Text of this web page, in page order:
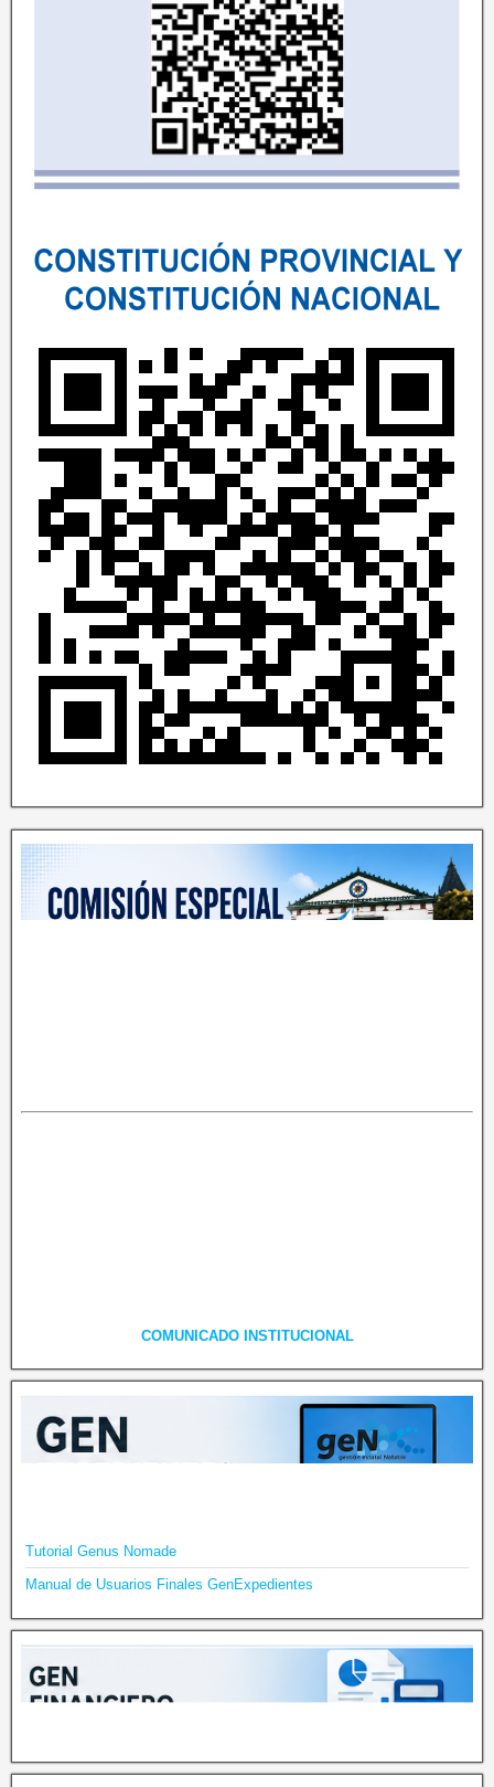
COMUNICADO INSTITUCIONAL
Tutorial Genus Nomade
Manual de Usuarios Finales GenExpedientes